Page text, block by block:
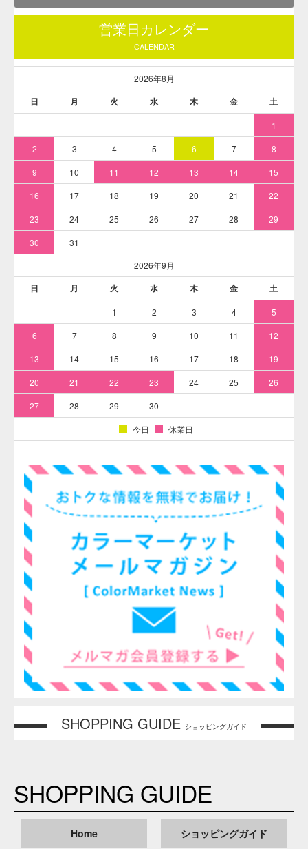
【外用医薬品、医薬部外品及び化粧品用法定色素】 赤色230号 エオシ
ンYSの水溶希釈例（100倍～10万倍）
【参考】医薬・化粧品用法定色素の水溶希釈例一覧はこちら
をクリック
主な用途
化粧品（口紅、アイシャドウなど）、他